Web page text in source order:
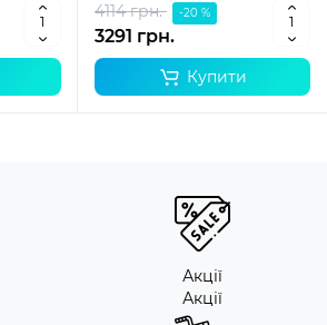
4114 грн. -20 %
3291 грн.
Купити
Акції
Акції